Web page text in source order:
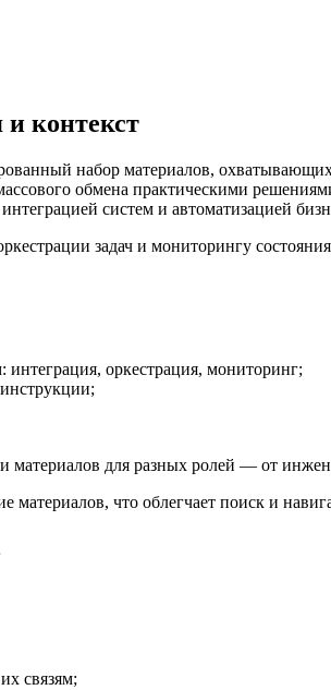
контекст
обмена практическими
систем и автоматизацией
задач и мониторингу
оркестрация, мониторинг;
для разных ролей — от
что облегчает поиск и
связям;